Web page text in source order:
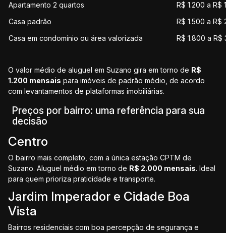
Apartamento 2 quartos
R$ 1.200 a R$
Casa padrão
R$ 1.500 a R$
Casa em condomínio ou área valorizada
R$ 1.800 a R$
O valor médio de aluguel em Suzano gira em torno de R$
1.200 mensais para imóveis de padrão médio, de acordo
com levantamentos de plataformas imobiliárias.
Preços por bairro: uma referência para sua
decisão
Centro
O bairro mais completo, com a única estação CPTM de
Suzano. Aluguel médio em torno de R$ 2.000 mensais. Ideal
para quem prioriza praticidade e transporte.
Jardim Imperador e Cidade Boa
Vista
Bairros residenciais com boa percepção de segurança e